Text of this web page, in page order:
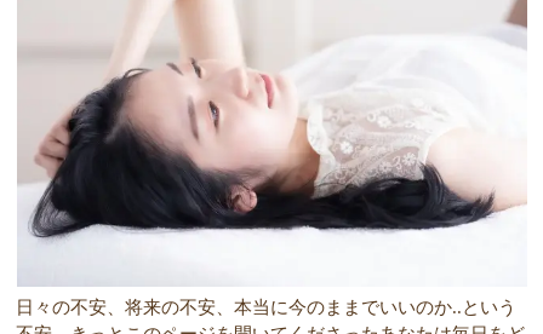
日々の不安、将来の不安、本当に今のままでいいのか..という